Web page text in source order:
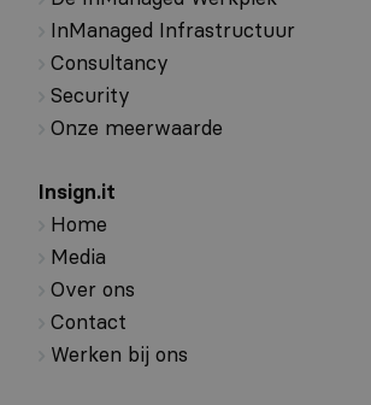
InManaged Infrastructuur
Consultancy
Security
Onze meerwaarde
Insign.it
Home
Media
Over ons
Contact
Werken bij ons